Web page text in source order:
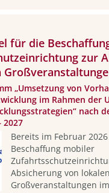
für die
zur
„Umsetzung von
im Rahmen der
nach
2027
Bereits im Februar
Beschaffung mobiler
Absicherung von lokalen
Großveranstaltungen